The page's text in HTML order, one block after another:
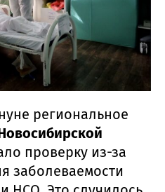
региональное
проверку из-за
заболеваемости